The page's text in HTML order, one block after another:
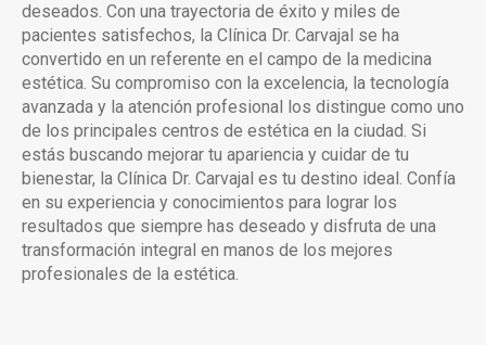
deseados. Con una trayectoria de éxito y miles de
pacientes satisfechos, la Clínica Dr. Carvajal se ha
convertido en un referente en el campo de la medicina
estética. Su compromiso con la excelencia, la tecnología
avanzada y la atención profesional los distingue como uno
de los principales centros de estética en la ciudad. Si
estás buscando mejorar tu apariencia y cuidar de tu
bienestar, la Clínica Dr. Carvajal es tu destino ideal. Confía
en su experiencia y conocimientos para lograr los
resultados que siempre has deseado y disfruta de una
transformación integral en manos de los mejores
profesionales de la estética.